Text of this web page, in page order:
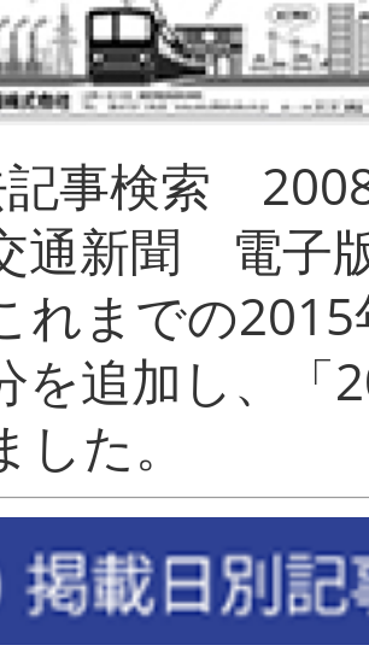
事検索
通新聞 電子
れまでの
を追加し、「
まし